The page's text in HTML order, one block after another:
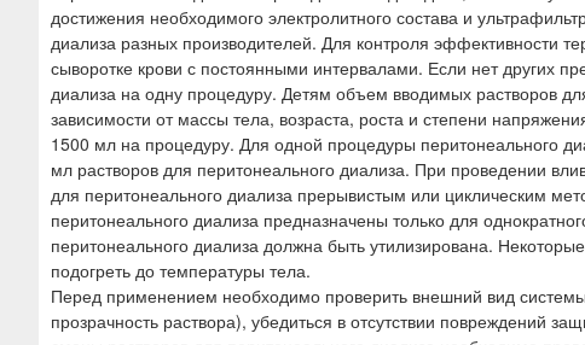
достижения необходимого электролитного состава и
диализа разных производителей. Для контроля эффективности
сыворотке крови с постоянными интервалами. Если нет других
диализа на одну процедуру. Детям объем вводимых растворов
зависимости от массы тела, возраста, роста и степени
1500 мл на процедуру. Для одной процедуры перитонеального
мл растворов для перитонеального диализа. При проведении
для перитонеального диализа прерывистым или циклическим
перитонеального диализа предназначены только для
перитонеального диализа должна быть утилизирована.
подогреть до температуры тела.
Перед применением необходимо проверить внешний вид системы
прозрачность раствора), убедиться в отсутствии повреждений